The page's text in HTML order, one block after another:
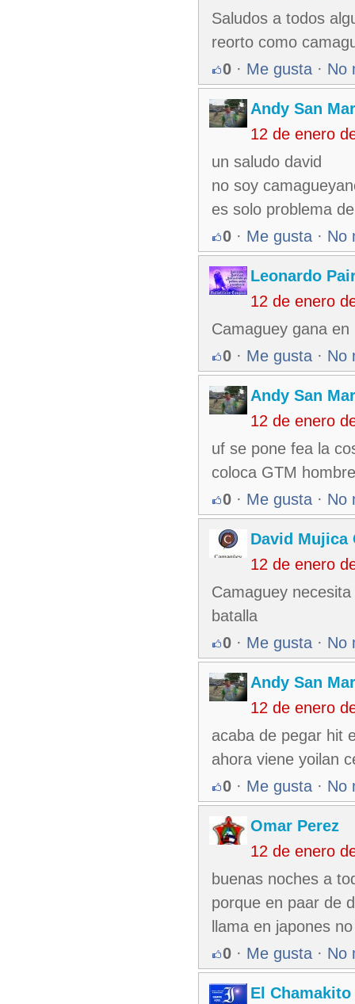
Saludos a todos
reorto como
0 · Me gusta · No
Andy San
12 de enero
un saludo david
no soy
es solo problema
0 · Me gusta · No
Leonardo
12 de enero
Camaguey gana
0 · Me gusta · No
Andy San
12 de enero
uf se pone fea la
coloca GTM
0 · Me gusta · No
David Mujica
12 de enero
Camaguey
batalla
0 · Me gusta · No
Andy San
12 de enero
acaba de pegar hit
ahora viene yoilan
0 · Me gusta · No
Omar Perez
12 de enero
buenas noches a
porque en paar de
llama en japones
0 · Me gusta · No
El Chamakito